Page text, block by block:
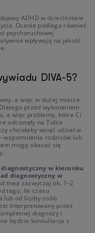
ADHD w dzieciństwie
Ocenie podlega również
psychoruchowej
wpływają na jakość
DIVA-5?
a więc w dużej mierze
przed wykonaniem
a więc problemy, które Ci
odcisnęły na Tobie
chciałaby wziąć udział w
wspomnienia rodziców lub
mogą okazać się
w kierunku
diagnostyczny w
trwa zazwyczaj ok. 1–2
tego, ile czasu
lub od liczby osób
interpretowany przez
diagnozy i
będzie konsultacja z